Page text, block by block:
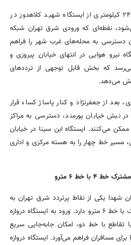
خط چهار مترو تهران مسیر ۲۴ کیلومتری از ایستگاه شهید کلاهدوز در
نقطه‌ای که ورودی شرق تهران شبکه
دسترسی به محله‌های غرب شهر را فراهم
نیرو هوایی در انتهای خیابان پیروزی و
که بخش قابل توجهی از ترددهای
می‌دهد.
بعد از جعفرنژاد و کنار پاساژ کساء قرار
نبش خیابان پورمند، دسترسی به مراکز
می‌کنند. ایستگاه ابن سینا در خیابان
مسیر خط چهار را به هسته مرکزی و اداری
با خط ۶ مترو
شهدا یکی از نقاط پرتردد شرق تهران به
شمار می‌رود و ایستگاه مشترک با خط ۶ مترو دارد. ورود به ایستگاه دروازه
تقاطع با خط دو، امکان جابه‌جایی سریع
مسافران فراهم می‌آورد. ایستگاه دروازه